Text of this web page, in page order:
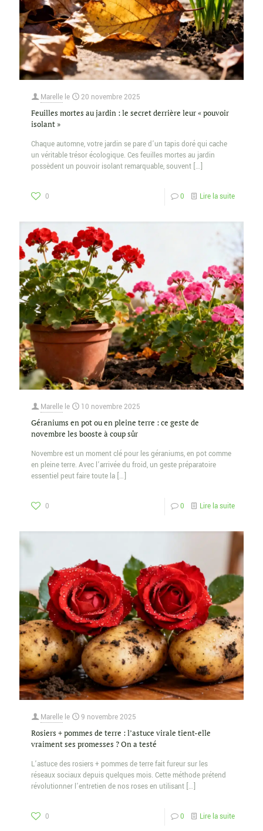
Marelle le 20 novembre 2025
Feuilles mortes au jardin : le secret derrière leur « pouvoir
isolant »
Chaque automne, votre jardin se pare d’un tapis doré qui cache
un véritable trésor écologique. Ces feuilles mortes au jardin
possèdent un pouvoir isolant remarquable, souvent […]
0 0 Lire la suite
Marelle le 10 novembre 2025
Géraniums en pot ou en pleine terre : ce geste de
novembre les booste à coup sûr
Novembre est un moment clé pour les géraniums, en pot comme
en pleine terre. Avec l’arrivée du froid, un geste préparatoire
essentiel peut faire toute la […]
0 0 Lire la suite
Marelle le 9 novembre 2025
Rosiers + pommes de terre : l’astuce virale tient-elle
vraiment ses promesses ? On a testé
L’astuce des rosiers + pommes de terre fait fureur sur les
réseaux sociaux depuis quelques mois. Cette méthode prétend
révolutionner l’entretien de nos roses en utilisant […]
0 0 Lire la suite